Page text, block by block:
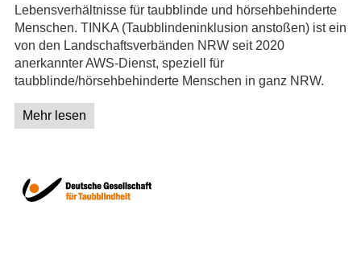
Lebensverhältnisse für taubblinde und hörsehbehinderte
Menschen. TINKA (Taubblindeninklusion anstoßen) ist ein
von den Landschaftsverbänden NRW seit 2020
anerkannter AWS-Dienst, speziell für
taubblinde/hörsehbehinderte Menschen in ganz NRW.
Mehr lesen